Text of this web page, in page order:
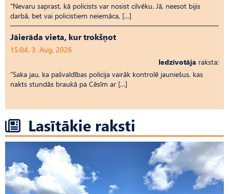
“Nevaru saprast, kā policists var nosist cilvēku. Jā, neesot bijis
darbā, bet vai policistiem neiemāca, […]
Jāierāda vieta, kur trokšņot
15:04, 3. Aug, 2026
Iedzīvotāja raksta:
“Saka jau, ka pašvaldības policija vairāk kontrolē jauniešus, kas
nakts stundās braukā pa Cēsīm ar […]
Lasītākie raksti